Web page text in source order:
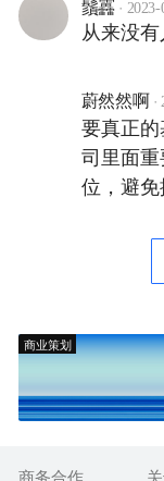
鬚靐 ·
从来没有
蔚然然啊 ·
要真正
司里面
位，避
商业策划
商务合作